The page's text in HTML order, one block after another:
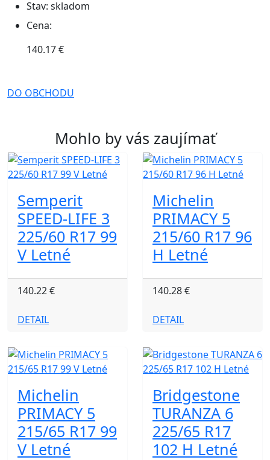
Stav: skladom
Cena:
140.17 €
DO OBCHODU
Mohlo by vás zaujímať
Semperit
SPEED-LIFE 3
225/60 R17 99
V Letné
140.22 €
DETAIL
Michelin
PRIMACY 5
215/60 R17 96
H Letné
140.28 €
DETAIL
Michelin
PRIMACY 5
215/65 R17 99
V Letné
Bridgestone
TURANZA 6
225/65 R17
102 H Letné